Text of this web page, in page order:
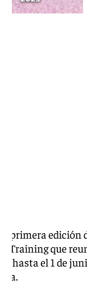
la primera
Training que
hasta el 1 de